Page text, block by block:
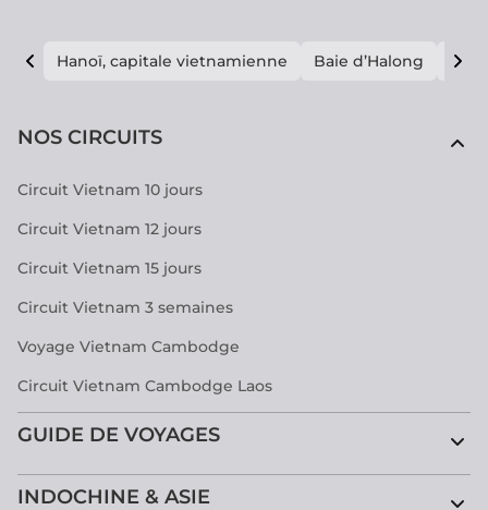
Hanoï, capitale vietnamienne Baie d’Halong E
NOS CIRCUITS
Circuit Vietnam 10 jours
Circuit Vietnam 12 jours
Circuit Vietnam 15 jours
Circuit Vietnam 3 semaines
Voyage Vietnam Cambodge
Circuit Vietnam Cambodge Laos
GUIDE DE VOYAGES
INDOCHINE & ASIE